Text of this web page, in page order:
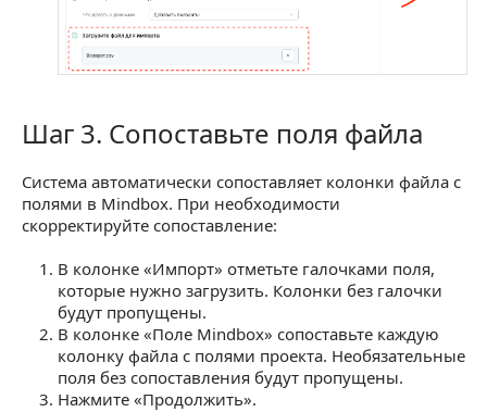
Шаг 3. Сопоставьте поля файла
Шаг 3. Сопоставьте поля файла
Система автоматически сопоставляет колонки файла с
полями в Mindbox. При необходимости
скорректируйте сопоставление:
В колонке «Импорт» отметьте галочками поля,
которые нужно загрузить. Колонки без галочки
будут пропущены.
В колонке «Поле Mindbox» сопоставьте каждую
колонку файла с полями проекта. Необязательные
поля без сопоставления будут пропущены.
Нажмите «Продолжить».